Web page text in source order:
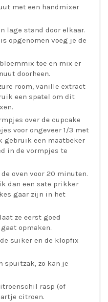
met een handmixer
lage stand door elkaar.
opgenomen voeg je de
toe en mix er
doorheen.
room, vanille extract
een spatel om dit
over de cupcake
voor ongeveer 1/3 met
gebruik een maatbeker
in de vormpjes te
oven voor 20 minuten.
dan een sate prikker
gaar zijn in het
ze eerst goed
opmaken.
suiker en de klopfix
spuitzak, zo kan je
rasp (of
citroen.